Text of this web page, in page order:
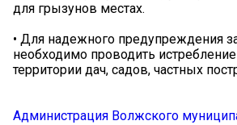
для грызунов местах.
• Для надежного предупреждения
необходимо проводить
территории дач, садов, частных
Администрация Волжского